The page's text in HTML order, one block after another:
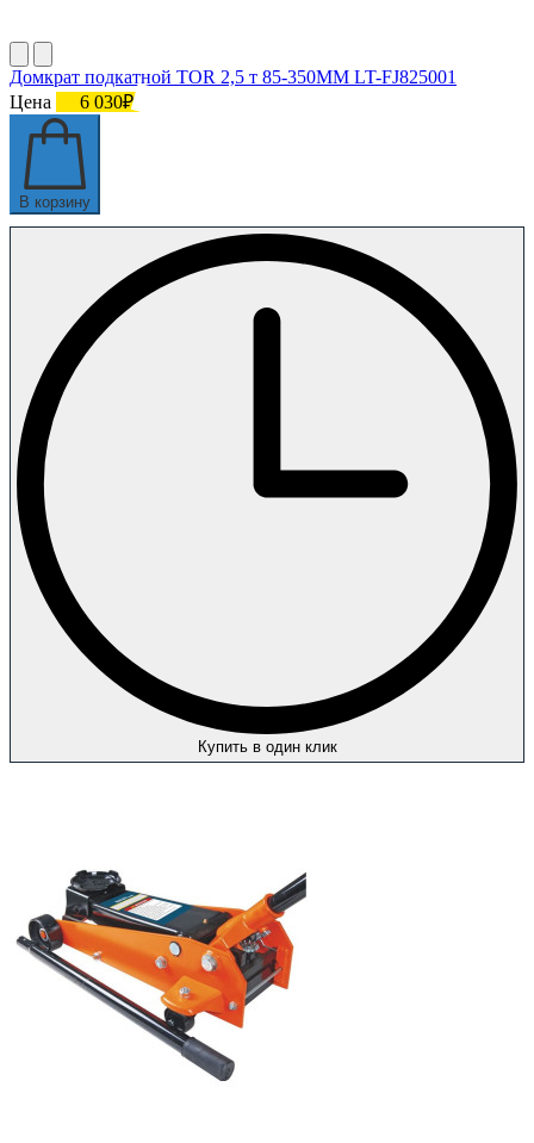
Домкрат подкатной TOR 2,5 т 85-350MM LT-FJ825001
Цена
6 030₽
В корзину
Купить в один клик